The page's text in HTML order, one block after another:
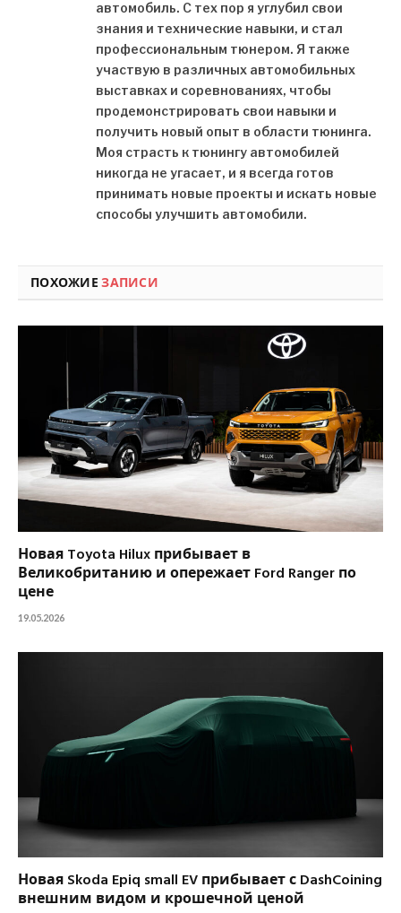
автомобиль. С тех пор я углубил свои
знания и технические навыки, и стал
профессиональным тюнером. Я также
участвую в различных автомобильных
выставках и соревнованиях, чтобы
продемонстрировать свои навыки и
получить новый опыт в области тюнинга.
Моя страсть к тюнингу автомобилей
никогда не угасает, и я всегда готов
принимать новые проекты и искать новые
способы улучшить автомобили.
ПОХОЖИЕЗАПИСИ
Новая Toyota Hilux прибывает в
Великобританию и опережает Ford Ranger по
цене
19.05.2026
Новая Skoda Epiq small EV прибывает с DashCoining
внешним видом и крошечной ценой